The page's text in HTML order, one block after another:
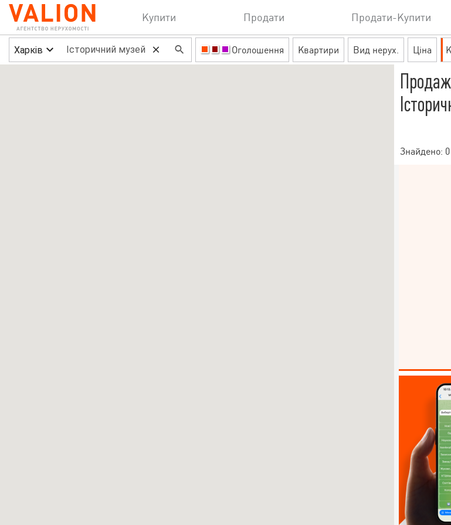
Купити Продати Продати-Купити
Харків Оголошення Квартири Вид нерух. Ціна
Знайдено: 0